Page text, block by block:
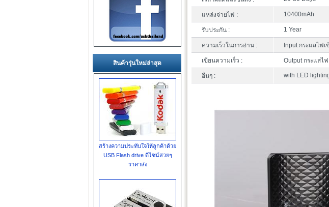
แหล่งจ่ายไฟ : 10400mAh
รับประกัน : 1 Year
ความเร็วในการอ่าน : Input กระแสไฟ
เขียนความเร็ว : Output กระแสไ
อื่นๆ : with LED
สินค้ารุ่นใหม่ล่าสุด
สร้างความประทับใจให้ลูกค้าด้วย
USB Flash drive ดีไซน์สวยๆ
ราคาส่ง